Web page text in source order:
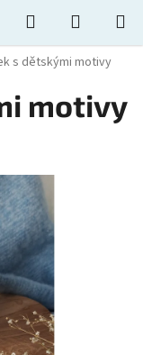
Hledat
KOŠÍK
s dětskými motivy
motivy